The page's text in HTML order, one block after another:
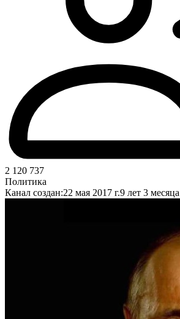
2 120 737
Политика
Канал создан:22 мая 2017 г.9 лет 3 месяца